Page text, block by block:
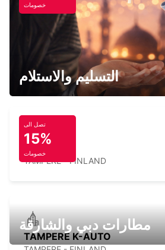
TAMPERE RAILWAY STATION
TAMPERE - FINLAND
TAMPERE
TAMPERE - FINLAND
TAMPERE K-AUTO
خصومات
التسليم والاستلام
تصل الى
15%
خصومات
مطارات دبي والشارقة